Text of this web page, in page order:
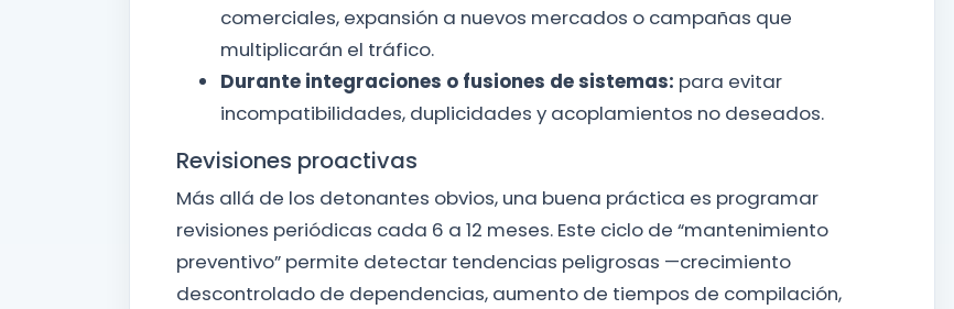
comerciales, expansión a nuevos mercados o campañas que
multiplicarán el tráfico.
Durante integraciones o fusiones de sistemas: para evitar
incompatibilidades, duplicidades y acoplamientos no deseados.
Revisiones proactivas
Más allá de los detonantes obvios, una buena práctica es programar
revisiones periódicas cada 6 a 12 meses. Este ciclo de “mantenimiento
preventivo” permite detectar tendencias peligrosas —crecimiento
descontrolado de dependencias, aumento de tiempos de compilación,